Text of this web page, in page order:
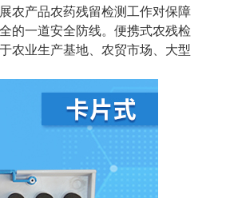
农产品农药残留检测工作对保障
的一道安全防线。便携式农残检
农业生产基地、农贸市场、大型